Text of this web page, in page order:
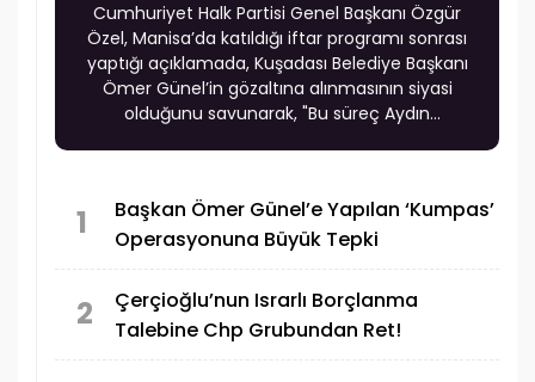
Cumhuriyet Halk Partisi Genel Başkanı Özgür
Özel, Manisa’da katıldığı iftar programı sonrası
yaptığı açıklamada, Kuşadası Belediye Başkanı
Ömer Günel’in gözaltına alınmasının siyasi
olduğunu savunarak, "Bu süreç Aydın
1
Başkan Ömer Günel’e Yapılan ‘Kumpas’
Operasyonuna Büyük Tepki
2
Çerçioğlu’nun Israrlı Borçlanma
Talebine Chp Grubundan Ret!